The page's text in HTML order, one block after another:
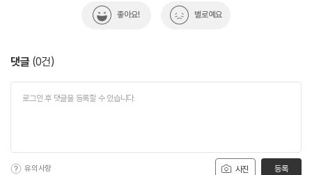
좋아요! 별로예요
댓글 (0건)
사진
유의사항 등록